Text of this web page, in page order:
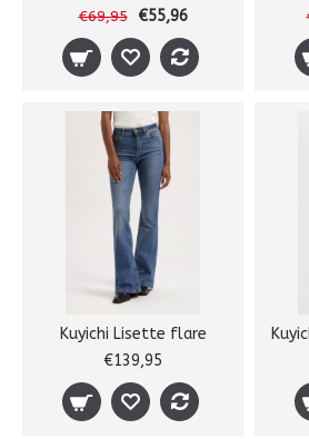
€69,95 €55,96
Kuyichi Lisette flare
€139,95